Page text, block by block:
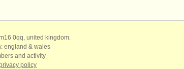
0qq, united kingdom.
england & wales
and activity
policy